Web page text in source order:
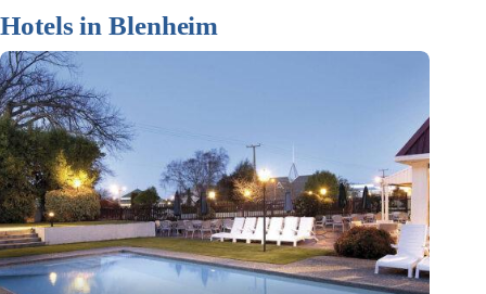
Hotels in Blenheim